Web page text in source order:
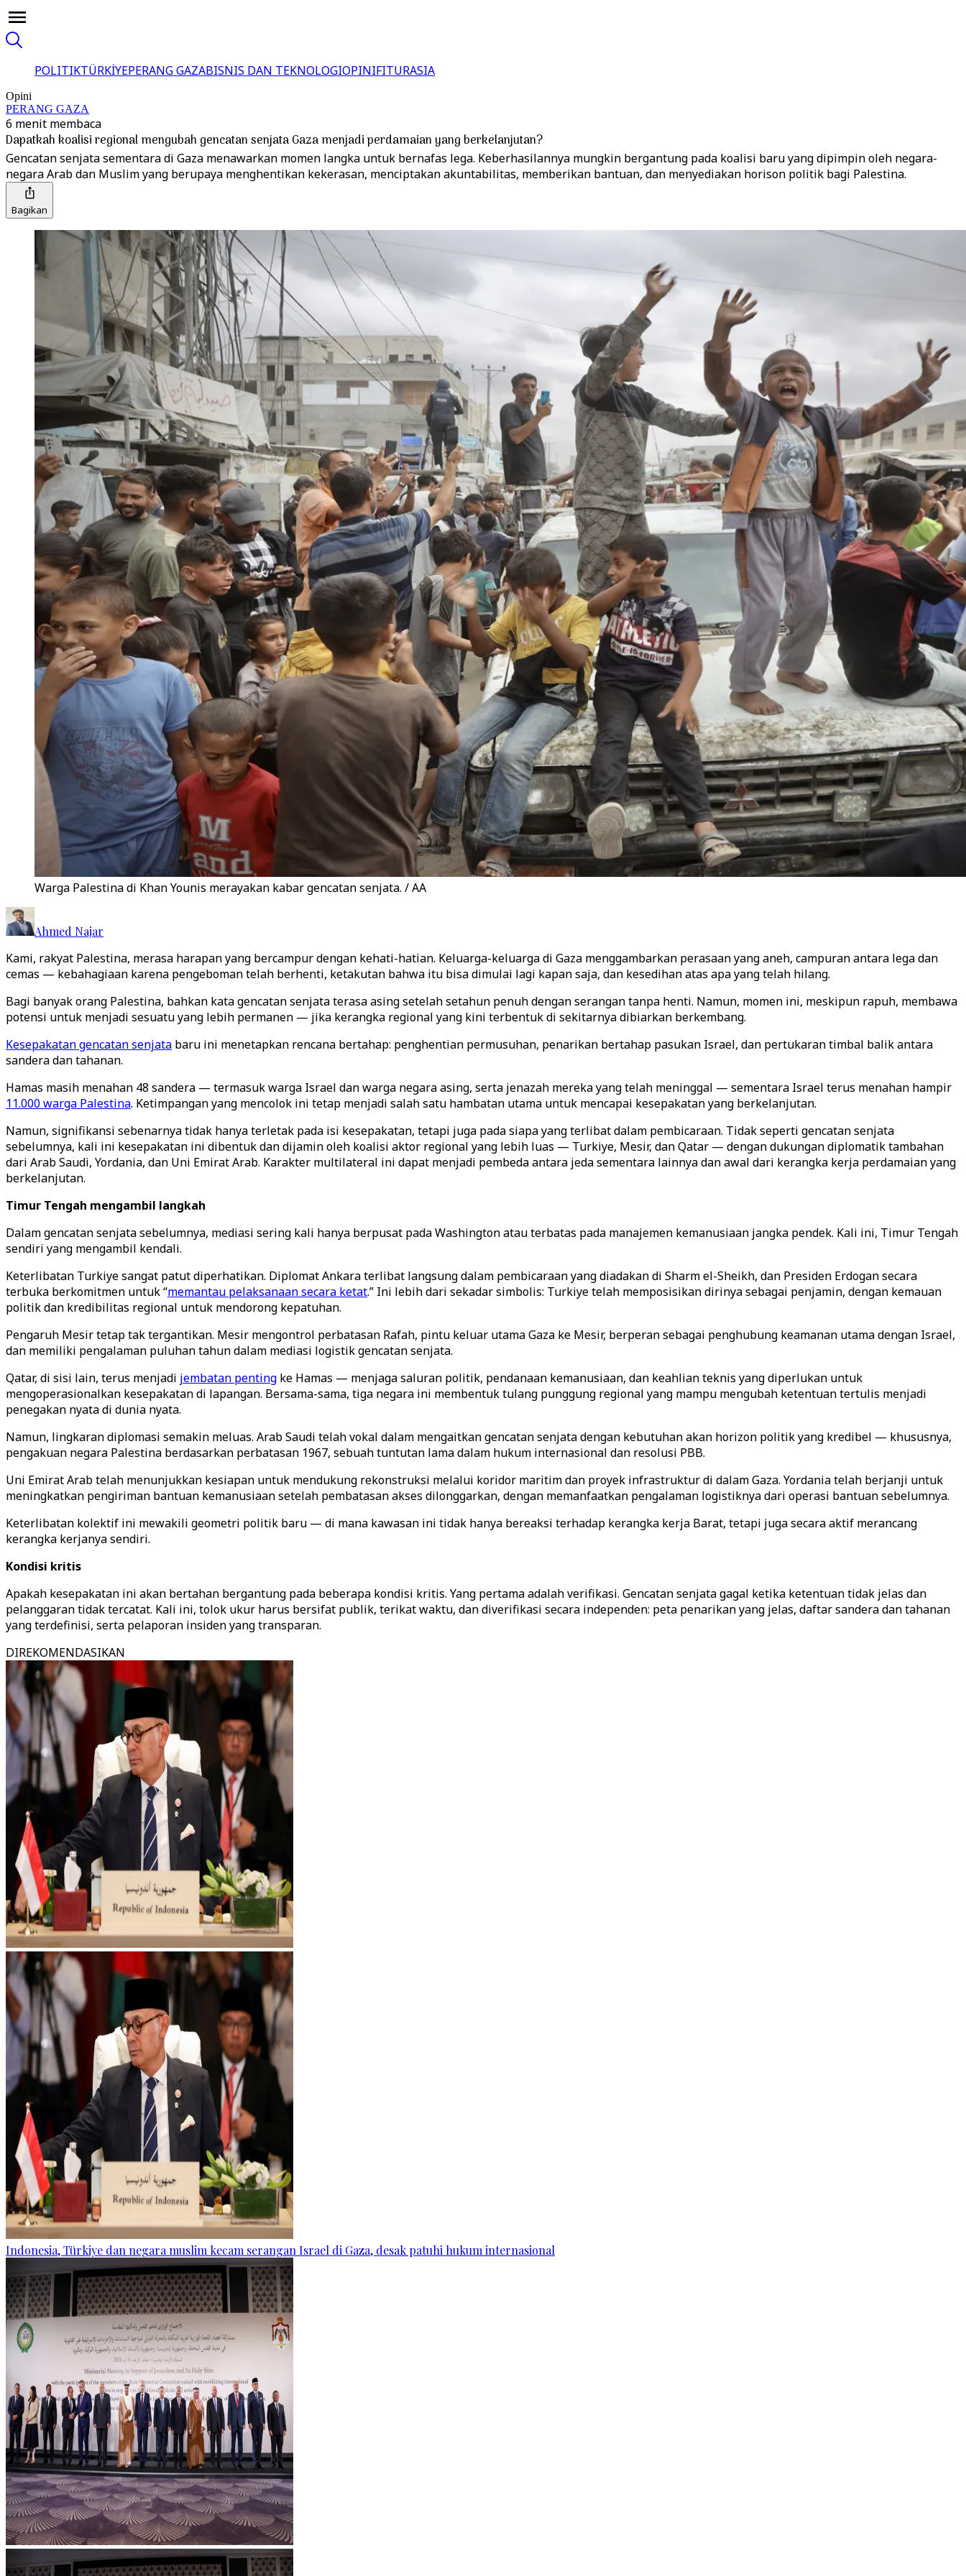
POLITIKTÜRKİYEPERANG GAZABISNIS DAN TEKNOLOGIOPINIFITURASIA
Opini
PERANG GAZA
6 menit membaca
Dapatkah koalisi regional mengubah gencatan senjata Gaza menjadi perdamaian yang berkelanjutan?
Gencatan senjata sementara di Gaza menawarkan momen langka untuk bernafas lega. Keberhasilannya mungkin bergantung pada koalisi baru yang dipimpin oleh negara-
negara Arab dan Muslim yang berupaya menghentikan kekerasan, menciptakan akuntabilitas, memberikan bantuan, dan menyediakan horison politik bagi Palestina.
Bagikan
Warga Palestina di Khan Younis merayakan kabar gencatan senjata. / AA
Ahmed Najar
Kami, rakyat Palestina, merasa harapan yang bercampur dengan kehati-hatian. Keluarga-keluarga di Gaza menggambarkan perasaan yang aneh, campuran antara lega dan
cemas — kebahagiaan karena pengeboman telah berhenti, ketakutan bahwa itu bisa dimulai lagi kapan saja, dan kesedihan atas apa yang telah hilang.
Bagi banyak orang Palestina, bahkan kata gencatan senjata terasa asing setelah setahun penuh dengan serangan tanpa henti. Namun, momen ini, meskipun rapuh, membawa
potensi untuk menjadi sesuatu yang lebih permanen — jika kerangka regional yang kini terbentuk di sekitarnya dibiarkan berkembang.
Kesepakatan gencatan senjata baru ini menetapkan rencana bertahap: penghentian permusuhan, penarikan bertahap pasukan Israel, dan pertukaran timbal balik antara
sandera dan tahanan.
Hamas masih menahan 48 sandera — termasuk warga Israel dan warga negara asing, serta jenazah mereka yang telah meninggal — sementara Israel terus menahan hampir
11.000 warga Palestina. Ketimpangan yang mencolok ini tetap menjadi salah satu hambatan utama untuk mencapai kesepakatan yang berkelanjutan.
Namun, signifikansi sebenarnya tidak hanya terletak pada isi kesepakatan, tetapi juga pada siapa yang terlibat dalam pembicaraan. Tidak seperti gencatan senjata
sebelumnya, kali ini kesepakatan ini dibentuk dan dijamin oleh koalisi aktor regional yang lebih luas — Turkiye, Mesir, dan Qatar — dengan dukungan diplomatik tambahan
dari Arab Saudi, Yordania, dan Uni Emirat Arab. Karakter multilateral ini dapat menjadi pembeda antara jeda sementara lainnya dan awal dari kerangka kerja perdamaian yang
berkelanjutan.
Timur Tengah mengambil langkah
Dalam gencatan senjata sebelumnya, mediasi sering kali hanya berpusat pada Washington atau terbatas pada manajemen kemanusiaan jangka pendek. Kali ini, Timur Tengah
sendiri yang mengambil kendali.
Keterlibatan Turkiye sangat patut diperhatikan. Diplomat Ankara terlibat langsung dalam pembicaraan yang diadakan di Sharm el-Sheikh, dan Presiden Erdogan secara
terbuka berkomitmen untuk “memantau pelaksanaan secara ketat.” Ini lebih dari sekadar simbolis: Turkiye telah memposisikan dirinya sebagai penjamin, dengan kemauan
politik dan kredibilitas regional untuk mendorong kepatuhan.
Pengaruh Mesir tetap tak tergantikan. Mesir mengontrol perbatasan Rafah, pintu keluar utama Gaza ke Mesir, berperan sebagai penghubung keamanan utama dengan Israel,
dan memiliki pengalaman puluhan tahun dalam mediasi logistik gencatan senjata.
Qatar, di sisi lain, terus menjadi jembatan penting ke Hamas — menjaga saluran politik, pendanaan kemanusiaan, dan keahlian teknis yang diperlukan untuk
mengoperasionalkan kesepakatan di lapangan. Bersama-sama, tiga negara ini membentuk tulang punggung regional yang mampu mengubah ketentuan tertulis menjadi
penegakan nyata di dunia nyata.
Namun, lingkaran diplomasi semakin meluas. Arab Saudi telah vokal dalam mengaitkan gencatan senjata dengan kebutuhan akan horizon politik yang kredibel — khususnya,
pengakuan negara Palestina berdasarkan perbatasan 1967, sebuah tuntutan lama dalam hukum internasional dan resolusi PBB.
Uni Emirat Arab telah menunjukkan kesiapan untuk mendukung rekonstruksi melalui koridor maritim dan proyek infrastruktur di dalam Gaza. Yordania telah berjanji untuk
meningkatkan pengiriman bantuan kemanusiaan setelah pembatasan akses dilonggarkan, dengan memanfaatkan pengalaman logistiknya dari operasi bantuan sebelumnya.
Keterlibatan kolektif ini mewakili geometri politik baru — di mana kawasan ini tidak hanya bereaksi terhadap kerangka kerja Barat, tetapi juga secara aktif merancang
kerangka kerjanya sendiri.
Kondisi kritis
Apakah kesepakatan ini akan bertahan bergantung pada beberapa kondisi kritis. Yang pertama adalah verifikasi. Gencatan senjata gagal ketika ketentuan tidak jelas dan
pelanggaran tidak tercatat. Kali ini, tolok ukur harus bersifat publik, terikat waktu, dan diverifikasi secara independen: peta penarikan yang jelas, daftar sandera dan tahanan
yang terdefinisi, serta pelaporan insiden yang transparan.
DIREKOMENDASIKAN
Indonesia, Türkiye dan negara muslim kecam serangan Israel di Gaza, desak patuhi hukum internasional